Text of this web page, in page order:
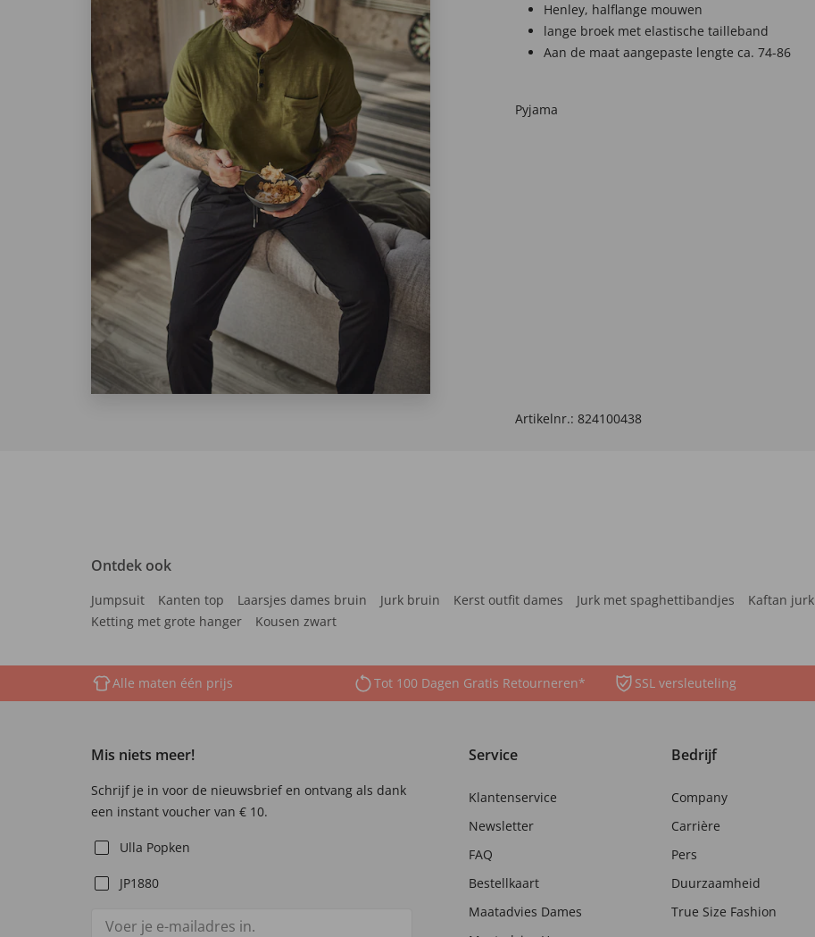
Henley, halflange mouwen
lange broek met elastische tailleband
Aan de maat aangepaste lengte ca. 74-86
Pyjama
Artikelnr.: 824100438
Ontdek ook
Jumpsuit Kanten top Laarsjes dames bruin Jurk bruin Kerst outfit dames Jurk met spaghettibandjes Kaftan jurk
Ketting met grote hanger
Kousen zwart
Alle maten één prijs Tot 100 Dagen Gratis Retourneren* SSL versleuteling
Mis niets meer!
Schrijf je in voor de nieuwsbrief en ontvang als dank
een instant voucher van € 10.
Ulla Popken
JP1880
Service
Klantenservice
Newsletter
FAQ
Bestellkaart
Maatadvies Dames
Bedrijf
Company
Carrière
Pers
Duurzaamheid
True Size Fashion